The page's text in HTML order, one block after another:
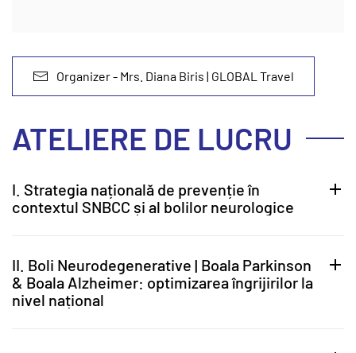
Organizer - Mrs. Diana Biris | GLOBAL Travel
ATELIERE DE LUCRU
I. Strategia națională de prevenție în
contextul SNBCC și al bolilor neurologice
II. Boli Neurodegenerative | Boala Parkinson
& Boala Alzheimer: optimizarea îngrijirilor la
nivel național